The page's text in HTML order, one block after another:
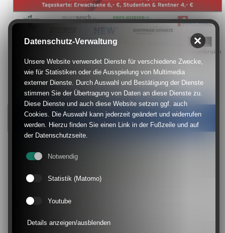
Bildquelle: TUS Grevenbroich
Weitere News dieser Rubrik
Kreispokalendspiele Senioren und Ü32
Änderung der Spielstätten
Datenschutz-Verwaltung
Unsere Website verwendet Dienste für verschiedene Zwecke,
wie für Statistiken oder die Ausspielung von Multimedia
externer Dienste. Durch Auswahl und Bestätigung der Dienste
stimmen Sie der Übertragung von Daten an diese Dienste zu.
Diese Dienste und auch diese Website setzen ggf. auch
Cookies. Die Auswahl kann jederzeit geändert und widerrufen
werden. Hierzu finden Sie einen Link in der Fußzeile und auf
der Datenschutzseite.
Notwendig
Statistik (Matomo)
Youtube
Details anzeigen/ausblenden